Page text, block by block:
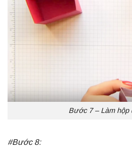
Bước 7 – Làm hộp
#Bước 8: